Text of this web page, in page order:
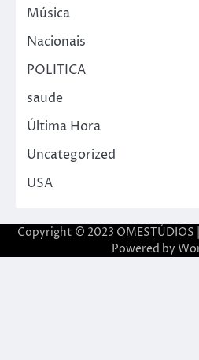
Música
Nacionais
POLITICA
saude
Última Hora
Uncategorized
USA
Copyright © 2023 OMESTÚDIOS
Powered by